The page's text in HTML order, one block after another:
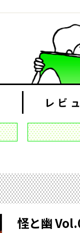
レビ
怪と幽